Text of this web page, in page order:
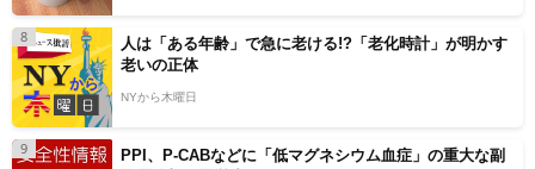
8
人は「ある年齢」で急に老ける!?「老化時計」が明かす
老いの正体
NYから木曜日
9
PPI、P-CABなどに「低マグネシウム血症」の重大な副